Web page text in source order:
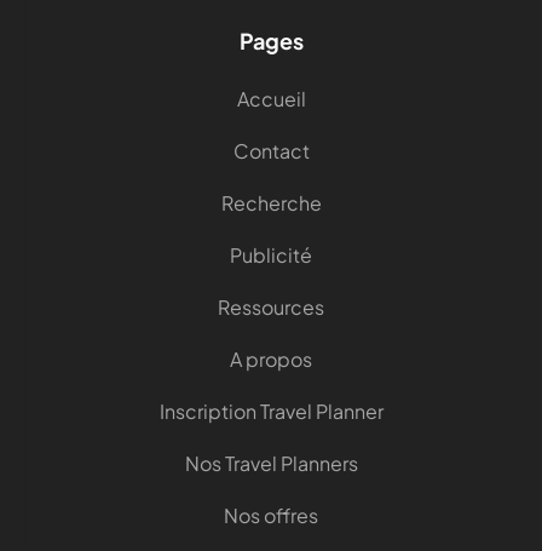
Pages
Accueil
Contact
Recherche
Publicité
Ressources
A propos
Inscription Travel Planner
Nos Travel Planners
Nos offres